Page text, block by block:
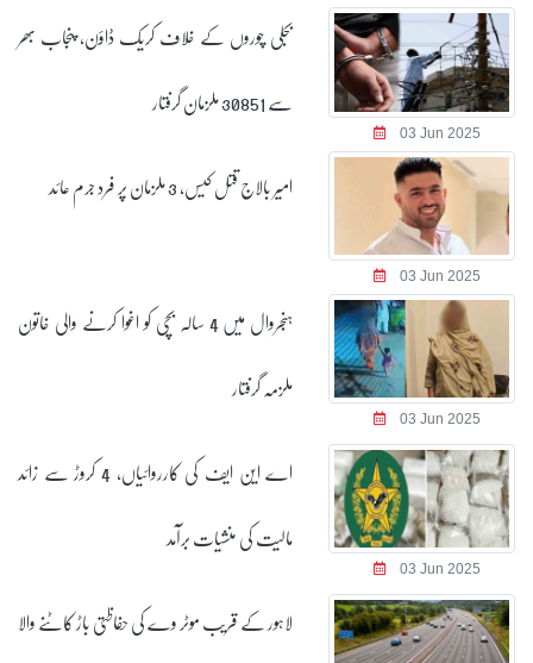
03 Jun 2025
بجلی چوروں کے خلاف کریک ڈاؤن، پنجاب بھر
سے 30851 ملزمان گرفتار
03 Jun 2025
امیر بالاج قتل کیس، 3 ملزمان پر فرد جرم عائد
03 Jun 2025
ہنجروال میں 4 سالہ بچی کو اغوا کرنے والی خاتون
ملزمہ گرفتار
03 Jun 2025
اے این ایف کی کارروائیاں، 4 کروڑ سے زائد
مالیت کی منشیات برآمد
لاہور کے قریب موٹر وے کی حفاظتی باڑ کاٹنے والا